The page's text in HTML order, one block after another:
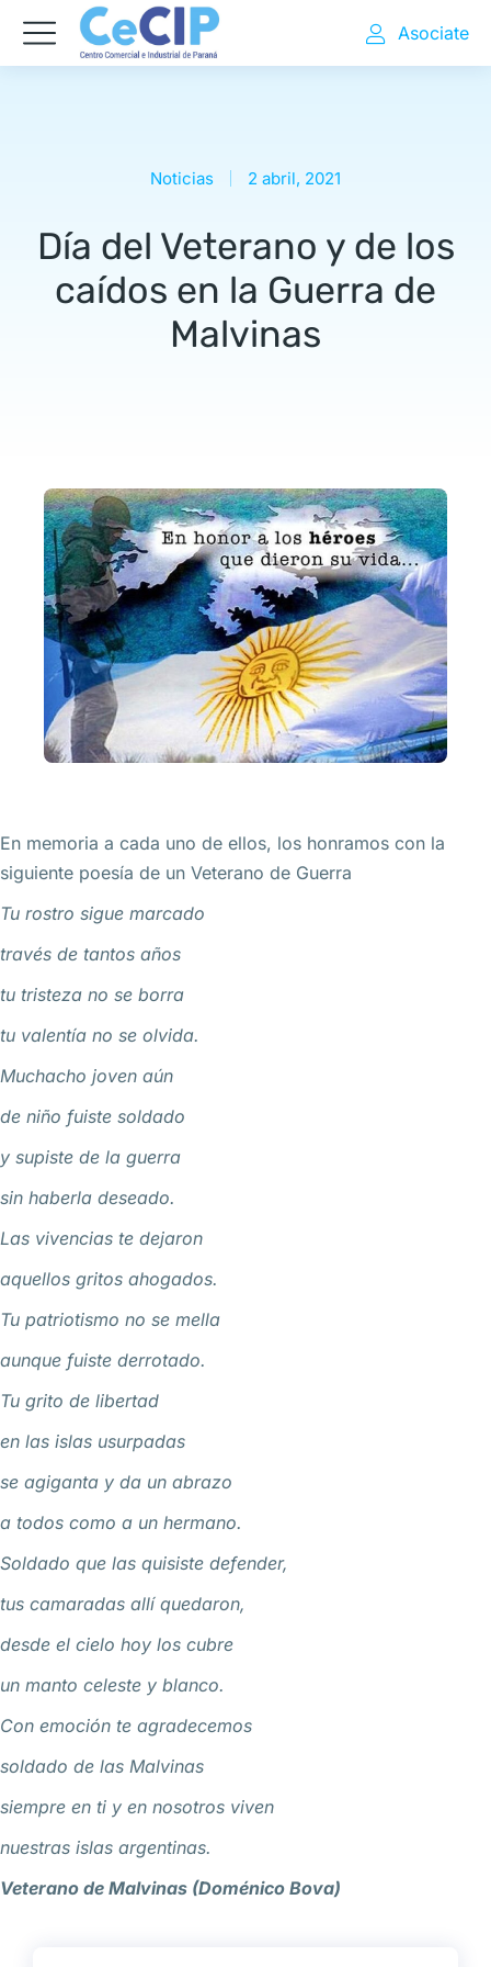
Asociate
Noticias 2 abril, 2021
Día del Veterano y de los
caídos en la Guerra de
Malvinas
En memoria a cada uno de ellos, los honramos con la
siguiente poesía de un Veterano de Guerra
Tu rostro sigue marcado
través de tantos años
tu tristeza no se borra
tu valentía no se olvida.
Muchacho joven aún
de niño fuiste soldado
y supiste de la guerra
sin haberla deseado.
Las vivencias te dejaron
aquellos gritos ahogados.
Tu patriotismo no se mella
aunque fuiste derrotado.
Tu grito de libertad
en las islas usurpadas
se agiganta y da un abrazo
a todos como a un hermano.
Soldado que las quisiste defender,
tus camaradas allí quedaron,
desde el cielo hoy los cubre
un manto celeste y blanco.
Con emoción te agradecemos
soldado de las Malvinas
siempre en ti y en nosotros viven
nuestras islas argentinas.
Veterano de Malvinas (Doménico Bova)